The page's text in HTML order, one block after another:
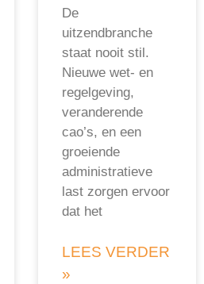
De
uitzendbranche
staat nooit stil.
Nieuwe wet- en
regelgeving,
veranderende
cao’s, en een
groeiende
administratieve
last zorgen ervoor
dat het
LEES VERDER
»